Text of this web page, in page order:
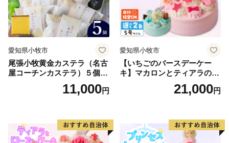
愛知県小牧市
尾張小牧黄金カステラ（名古
屋コーチンカステラ）５個入
名古屋コーチン カステラ ザ
ラメ 常温 愛知県 小牧市 アン
11,000円
愛知県小牧市
【いちごのバースデーケー
キ】マカロンとティアラのケ
ーキ スイーツ 日時指定可 デ
ザート 洋菓子 お取り寄せ 愛
デコレーションケーキ ホー
ルケーキ
21,000円